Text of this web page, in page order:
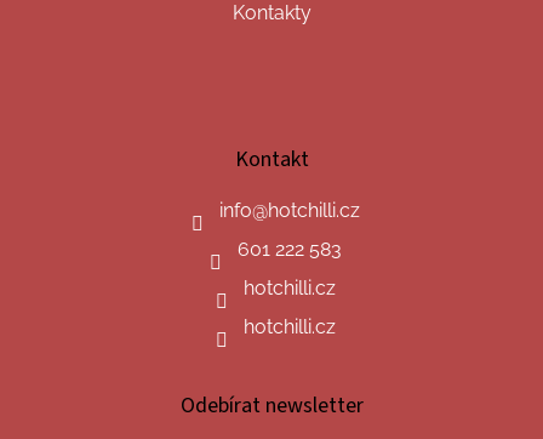
Kontakty
Kontakt
info@hotchilli.cz
601 222 583
hotchilli.cz
hotchilli.cz
Odebírat newsletter